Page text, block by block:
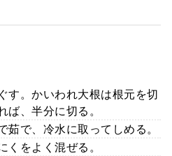
す。かいわれ大根は根元を切
ば、半分に切る。
で、冷水に取ってしめる。
をよく混ぜる。